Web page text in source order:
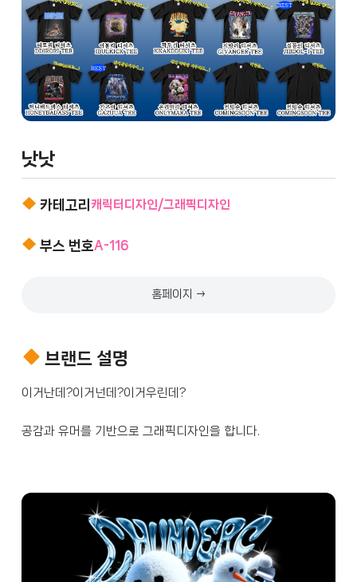
낫낫
카테고리 캐릭터디자인/그래픽디자인
부스 번호A-116
홈페이지 →
브랜드 설명
공감과 유머를 기반으로 그래픽디자인을 합니다.